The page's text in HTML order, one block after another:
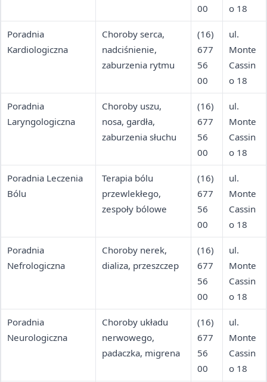
00
o 18
Poradnia
Kardiologiczna
Choroby serca,
nadciśnienie,
zaburzenia rytmu
(16)
677
56
00
ul.
Monte
Cassin
o 18
Poradnia
Laryngologiczna
Choroby uszu,
nosa, gardła,
zaburzenia słuchu
(16)
677
56
00
ul.
Monte
Cassin
o 18
Poradnia Leczenia
Bólu
Terapia bólu
przewlekłego,
zespoły bólowe
(16)
677
56
00
ul.
Monte
Cassin
o 18
Poradnia
Nefrologiczna
Choroby nerek,
dializa, przeszczep
(16)
677
56
00
ul.
Monte
Cassin
o 18
Poradnia
Neurologiczna
Choroby układu
nerwowego,
padaczka, migrena
(16)
677
56
00
ul.
Monte
Cassin
o 18